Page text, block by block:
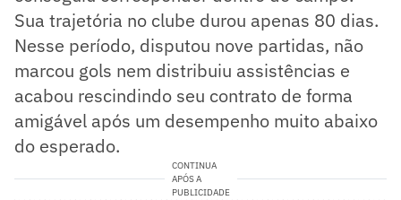
Sua trajetória no clube durou apenas 80 dias.
Nesse período, disputou nove partidas, não
marcou gols nem distribuiu assistências e
acabou rescindindo seu contrato de forma
amigável após um desempenho muito abaixo
do esperado.
CONTINUA
APÓS A
PUBLICIDADE